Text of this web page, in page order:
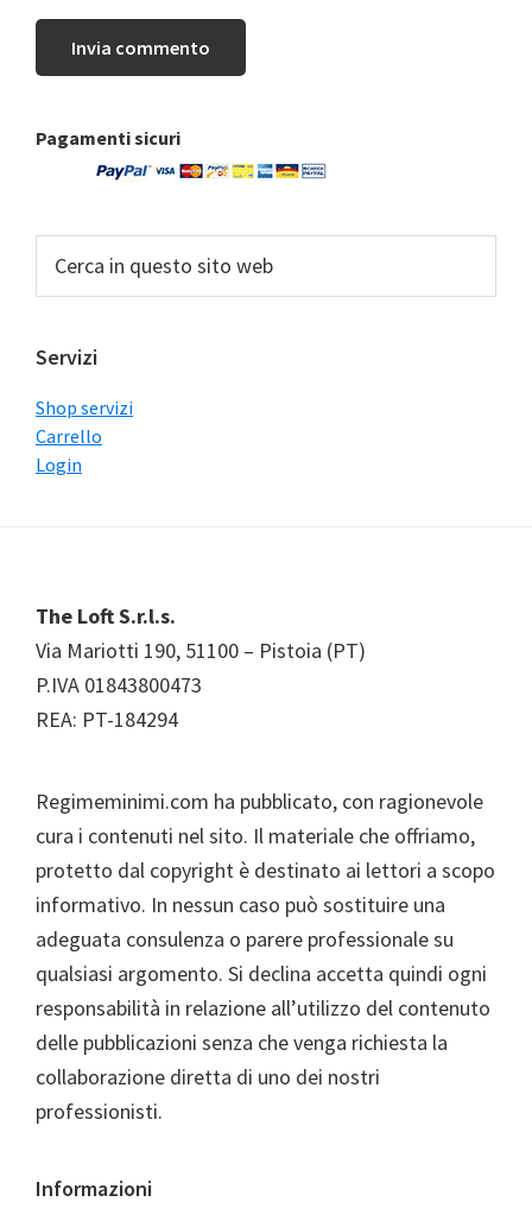
Barra
laterale
Pagamenti sicuri
web
Servizi
Shop servizi
Carrello
Login
Footer
The Loft S.r.l.s.
Via Mariotti 190, 51100 – Pistoia (PT)
P.IVA 01843800473
REA: PT-184294
Regimeminimi.com ha pubblicato, con ragionevole
cura i contenuti nel sito. Il materiale che offriamo,
protetto dal copyright è destinato ai lettori a scopo
informativo. In nessun caso può sostituire una
adeguata consulenza o parere professionale su
qualsiasi argomento. Si declina accetta quindi ogni
responsabilità in relazione all’utilizzo del contenuto
delle pubblicazioni senza che venga richiesta la
collaborazione diretta di uno dei nostri
professionisti.
Informazioni